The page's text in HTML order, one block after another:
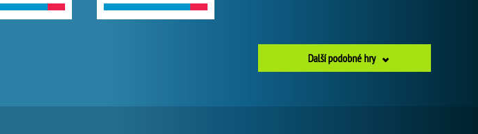
Další podobné hry